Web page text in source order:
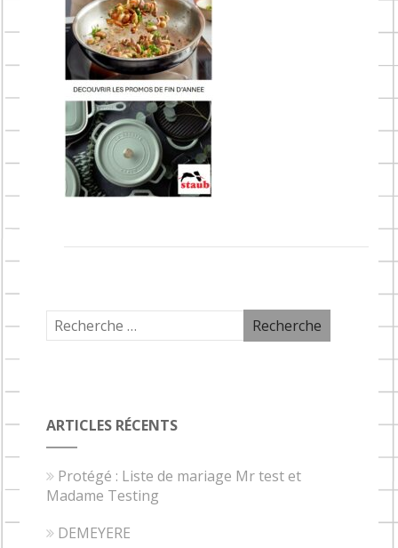
ARTICLES RÉCENTS
Protégé : Liste de mariage Mr test et
Madame Testing
DEMEYERE